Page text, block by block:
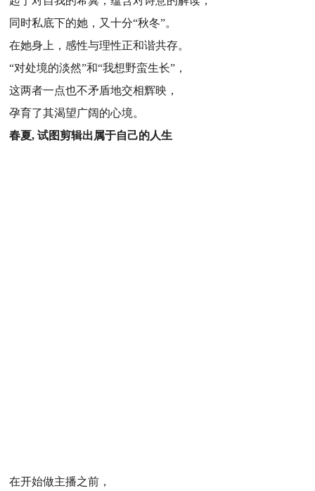
同时私底下的她，又十分“秋冬”。
在她身上，感性与理性正和谐共存。
“对处境的淡然”和“我想野蛮生长”，
这两者一点也不矛盾地交相辉映，
孕育了其渴望广阔的心境。
春夏, 试图剪辑出属于自己的人生
在开始做主播之前，